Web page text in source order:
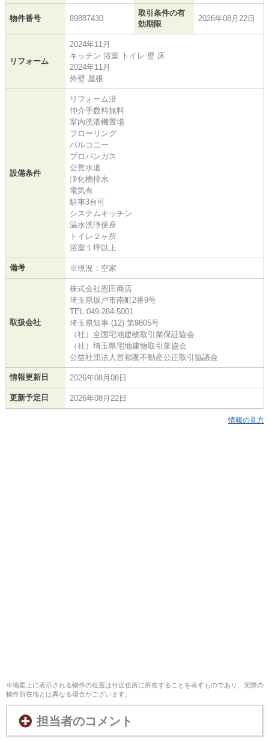
物件番号 89887430
取引条件の有
効期限
2026年08月22日
リフォーム
2024年11月
キッチン 浴室 トイレ 壁 床
2024年11月
外壁 屋根
設備条件
リフォーム済
仲介手数料無料
室内洗濯機置場
フローリング
バルコニー
プロパンガス
公営水道
浄化槽排水
電気有
駐車3台可
システムキッチン
温水洗浄便座
トイレ２ヶ所
浴室１坪以上
備考 ※現況：空家
取扱会社
株式会社恩田商店
埼玉県坂戸市南町2番9号
TEL:049-284-5001
埼玉県知事 (12) 第9805号
（社）全国宅地建物取引業保証協会
（社）埼玉県宅地建物取引業協会
公益社団法人首都圏不動産公正取引協議会
情報更新日 2026年08月08日
更新予定日 2026年08月22日
情報の見方
※地図上に表示される物件の位置は付近住所に所在することを表すものであり、実際の
物件所在地とは異なる場合がございます。
担当者のコメント